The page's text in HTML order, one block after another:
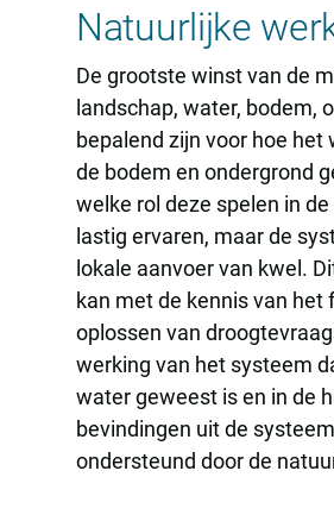
Natuurlijke
De grootste winst van de
landschap, water, bodem,
bepalend zijn voor hoe
de bodem en ondergrond
welke rol deze spelen in
lastig ervaren, maar de
lokale aanvoer van kwel.
kan met de kennis van
oplossen van
werking van het systeem
water geweest is en in de
bevindingen uit de
ondersteund door de